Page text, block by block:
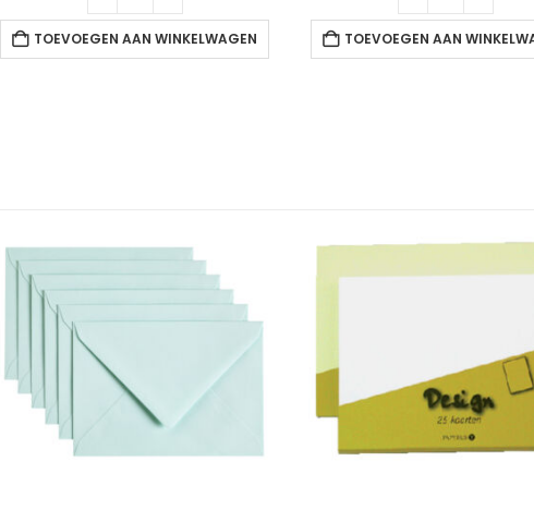
TOEVOEGEN AAN WINKELWAGEN TOEVOEGEN AAN